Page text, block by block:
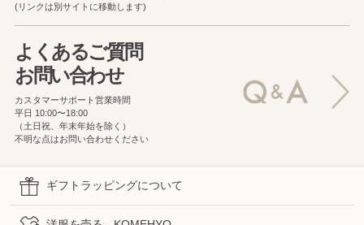
(リンクは別サイトに移動します)
よくあるご質問
お問い合わせ
カスタマーサポート営業時間
平日 10:00〜18:00
（土日祝、年末年始を除く）
不明な点はお問い合わせください
ギフトラッピングについて